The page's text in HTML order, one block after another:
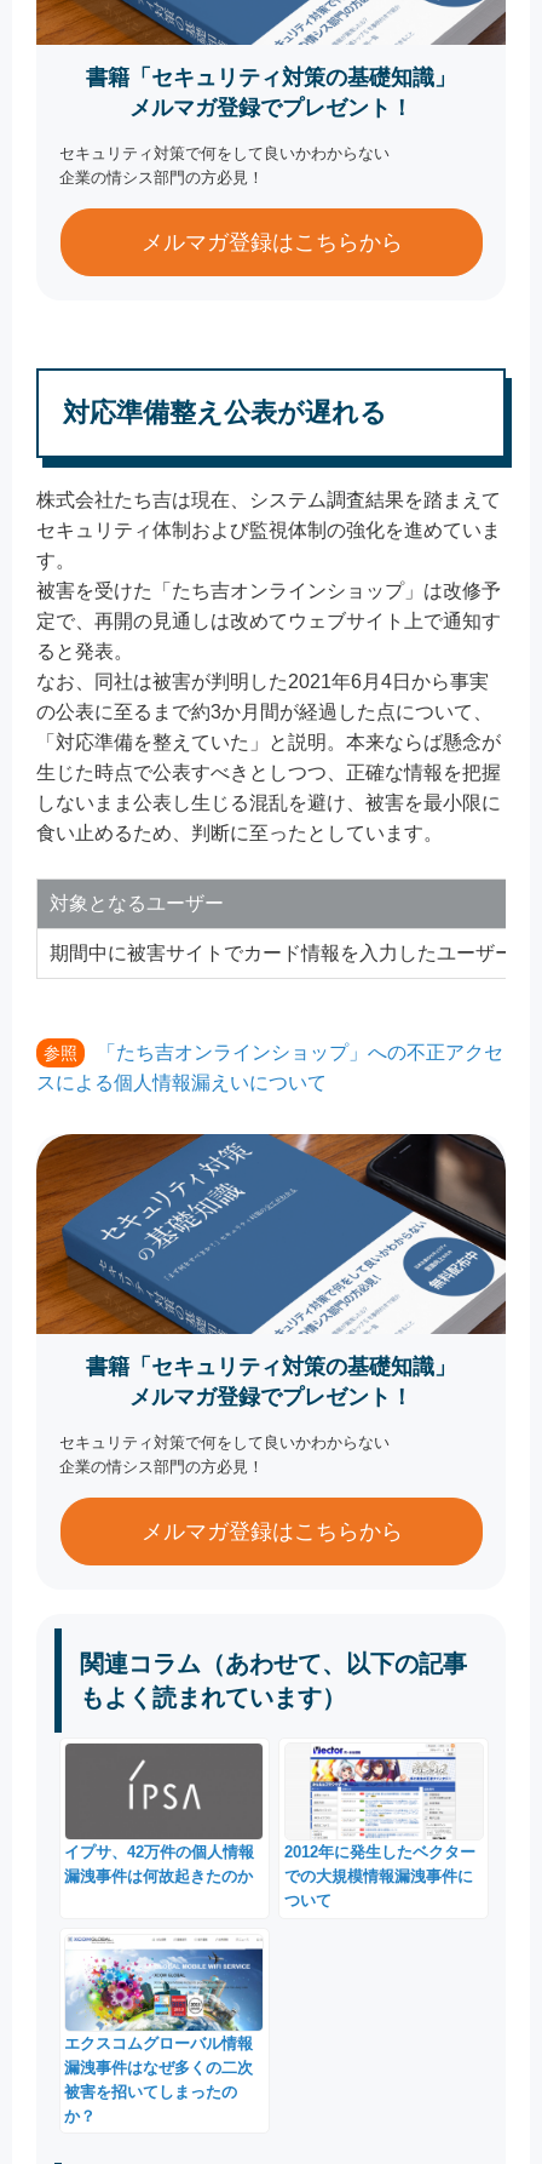
書籍「セキュリティ対策の基礎知識」
メルマガ登録でプレゼント！
セキュリティ対策で何をして良いかわからない
企業の情シス部門の方必見！
メルマガ登録はこちらから
対応準備整え公表が遅れる
株式会社たち吉は現在、システム調査結果を踏まえて
セキュリティ体制および監視体制の強化を進めていま
す。
被害を受けた「たち吉オンラインショップ」は改修予
定で、再開の見通しは改めてウェブサイト上で通知す
ると発表。
なお、同社は被害が判明した2021年6月4日から事実
の公表に至るまで約3か月間が経過した点について、
「対応準備を整えていた」と説明。本来ならば懸念が
生じた時点で公表すべきとしつつ、正確な情報を把握
しないまま公表し生じる混乱を避け、被害を最小限に
食い止めるため、判断に至ったとしています。
対象となるユーザー
期間中に被害サイトでカード情報を入力したユーザー
参照
「たち吉オンラインショップ」への不正アクセ
スによる個人情報漏えいについて
書籍「セキュリティ対策の基礎知識」
メルマガ登録でプレゼント！
セキュリティ対策で何をして良いかわからない
企業の情シス部門の方必見！
メルマガ登録はこちらから
関連コラム（あわせて、以下の記事
もよく読まれています）
イプサ、42万件の個人情報
漏洩事件は何故起きたのか
2012年に発生したベクター
での大規模情報漏洩事件に
ついて
エクスコムグローバル情報
漏洩事件はなぜ多くの二次
被害を招いてしまったの
か？